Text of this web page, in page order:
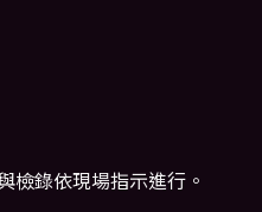
檢錄依現場指示進行。